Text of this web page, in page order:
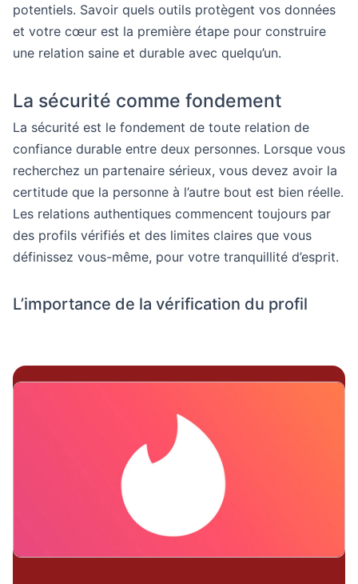
potentiels. Savoir quels outils protègent vos données
et votre cœur est la première étape pour construire
une relation saine et durable avec quelqu’un.
La sécurité comme fondement
La sécurité est le fondement de toute relation de
confiance durable entre deux personnes. Lorsque vous
recherchez un partenaire sérieux, vous devez avoir la
certitude que la personne à l’autre bout est bien réelle.
Les relations authentiques commencent toujours par
des profils vérifiés et des limites claires que vous
définissez vous-même, pour votre tranquillité d’esprit.
L’importance de la vérification du profil